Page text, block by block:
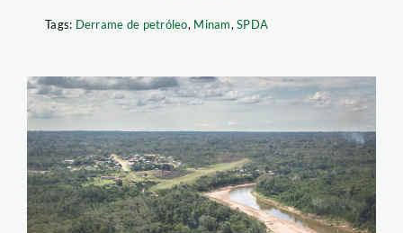
Tags: Derrame de petróleo, Minam,SPDA
yurua-ucayali-
amazonía-bosques—
diego-perez—spda